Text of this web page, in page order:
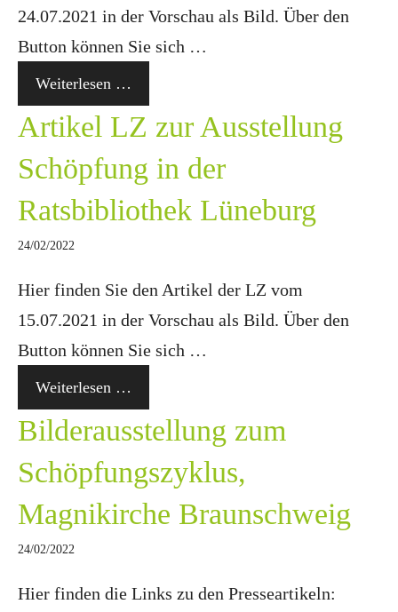
24.07.2021 in der Vorschau als Bild. Über den
Button können Sie sich …
Weiterlesen …
Artikel LZ zur Ausstellung
Schöpfung in der
Ratsbibliothek Lüneburg
24/02/2022
Hier finden Sie den Artikel der LZ vom
15.07.2021 in der Vorschau als Bild. Über den
Button können Sie sich …
Weiterlesen …
Bilderausstellung zum
Schöpfungszyklus,
Magnikirche Braunschweig
24/02/2022
Hier finden die Links zu den Presseartikeln: